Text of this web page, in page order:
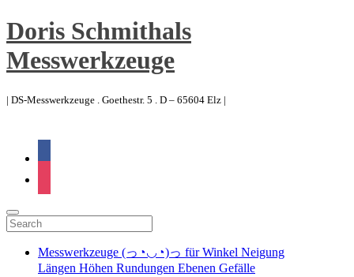
Doris Schmithals
Messwerkzeuge
| DS-Messwerkzeuge . Goethestr. 5 . D – 65604 Elz |
Messwerkzeuge (っ◔◡◔)っ für Winkel Neigung
Längen Höhen Rundungen Ebenen Gefälle